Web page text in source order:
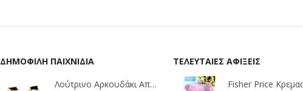
ΔΗΜΟΦΙΛΉ ΠΑΙΧΝΊΔΙΑ
Λούτρινο Αρκουδάκι Αποφοίτηση Σε 1 ΧΡΩΜΑ (ΛΕΥΚΟ)25Εκ 1850
ΤΕΛΕΥΤΑΊΕΣ ΑΦΊΞΕΙΣ